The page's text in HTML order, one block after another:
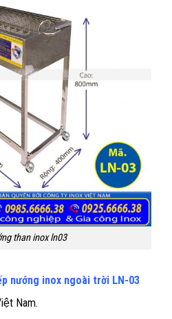
than inox ln03
nướng inox ngoài trời LN-03
Nam.